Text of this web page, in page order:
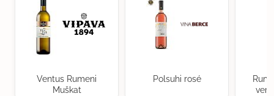
Ventus Rumeni
Muškat
Polsuhi rosé